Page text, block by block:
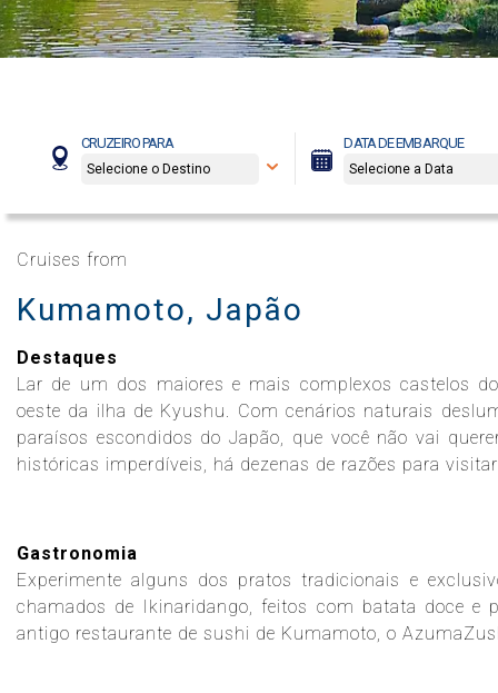
Boundless℠
Constellation®
Eclipse®
Edge®
Infinity®
e Fitness
Day at CocoCay
CRUZEIRO PARA DATA DE EMBARQUE
Cruises from
Kumamoto, Japão
Destaques
Lar de um dos maiores e mais complexos castelos
oeste da ilha de Kyushu. Com cenários naturais
paraísos escondidos do Japão, que você não vai
históricas imperdíveis, há dezenas de razões para
Gastronomia
Experimente alguns dos pratos tradicionais e
chamados de Ikinaridango, feitos com batata doce e
antigo restaurante de sushi de Kumamoto, o